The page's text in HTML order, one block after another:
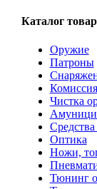
Каталог
Оружие
Патроны
Комиссия
Чистка
Оптика
Ножи,
Тюнинг